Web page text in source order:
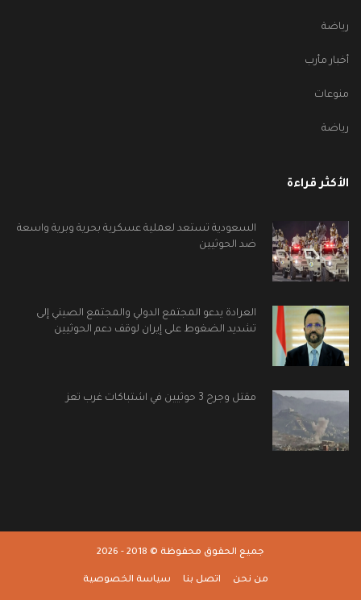
رياضة
أخبار مأرب
منوعات
رياضة
الأكثر قراءة
السعودية تستعد لعملية عسكرية بحرية وبرية واسعة
ضد الحوثيين
العرادة يدعو المجتمع الدولي والمجتمع الصيني إلى
تشديد الضغوط على إيران لوقف دعم الحوثيين
مقتل وجرح 3 حوثيين في اشتباكات غرب تعز
جميع الحقوق محفوظة © 2018 - 2026
من نحن اتصل بنا سياسة الخصوصية